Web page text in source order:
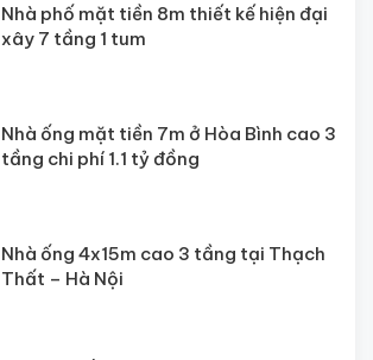
Nhà phố mặt tiền 8m thiết kế hiện đại
xây 7 tầng 1 tum
Nhà ống mặt tiền 7m ở Hòa Bình cao 3
tầng chi phí 1.1 tỷ đồng
Nhà ống 4x15m cao 3 tầng tại Thạch
Thất – Hà Nội